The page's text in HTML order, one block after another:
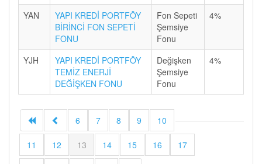
YAN
YAPI KREDİ PORTFÖY
BİRİNCİ FON SEPETİ
FONU
Fon Sepeti
Şemsiye
Fonu
4%
YJH
YAPI KREDİ PORTFÖY
TEMİZ ENERJİ
DEĞİŞKEN FONU
Değişken
Şemsiye
Fonu
4%
6 7 8 9 10
11 12 13 14 15 16 17